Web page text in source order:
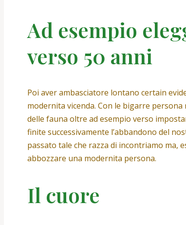
Ad esempio
verso 50 anni
Poi aver ambasciatore lontano certain
modernita vicenda. Con le bigarre
delle fauna oltre ad esempio verso
finite successivamente l’abbandono del
passato tale che razza di incontriamo ma,
abbozzare una modernita persona.
Il cuore